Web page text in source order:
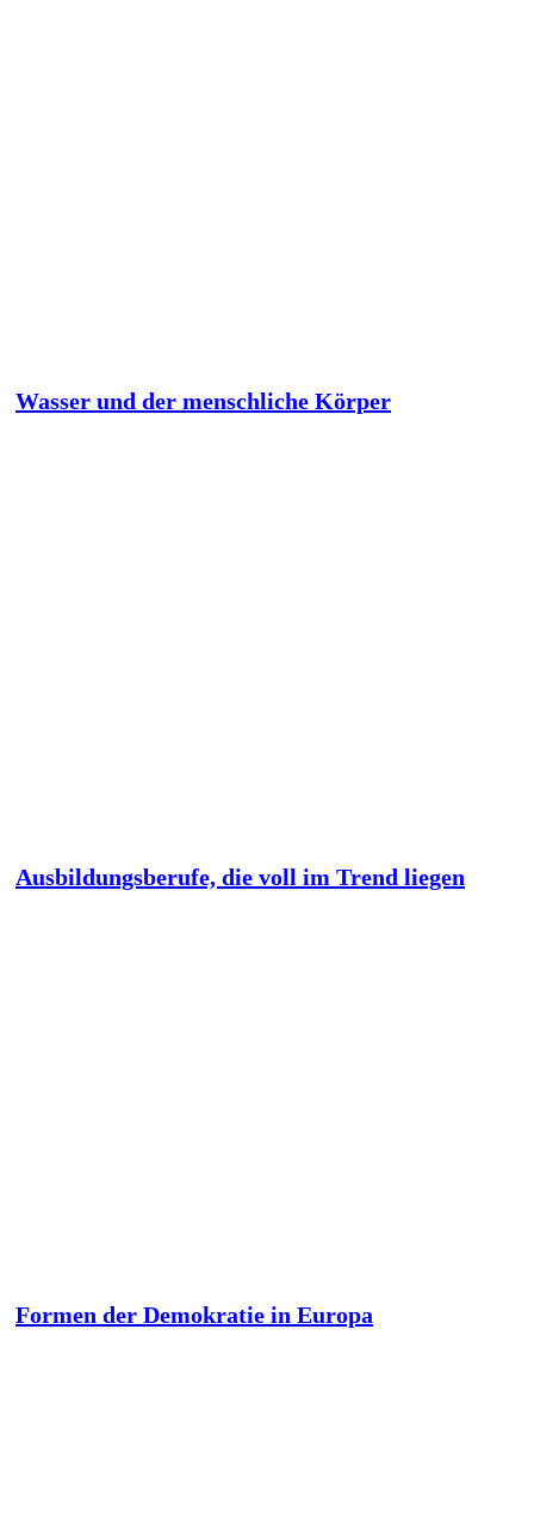
Wasser und der menschliche Körper
Ausbildungsberufe, die voll im Trend liegen
Formen der Demokratie in Europa